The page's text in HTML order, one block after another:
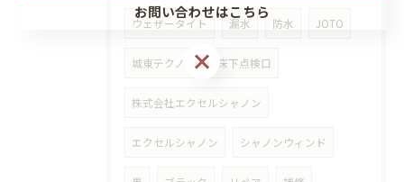
ウェザータイト 漏水 防水 JOTO
城東テクノ㈱ 床下点検口
株式会社エクセルシャノン
エクセルシャノン シャノンウィンド
お問い合わせはこちら